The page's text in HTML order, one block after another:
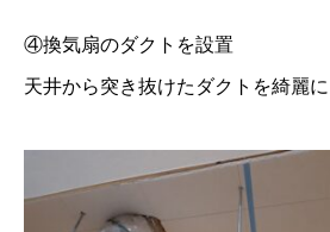
④換気扇のダクトを設置
天井から突き抜けたダクトを綺麗に